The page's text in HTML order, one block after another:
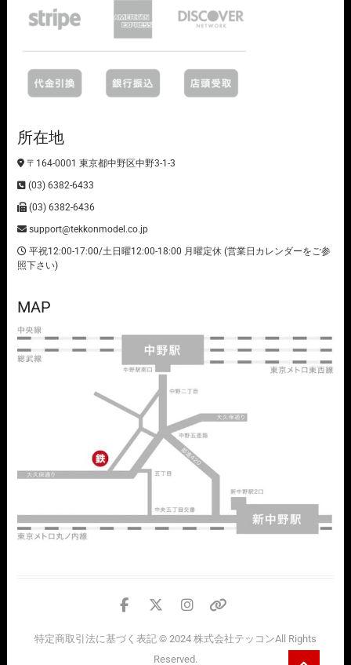
所在地
〒164-0001 東京都中野区中野3-1-3
(03) 6382-6433
(03) 6382-6436
support@tekkonmodel.co.jp
平祝12:00-17:00/土日曜12:00-18:00 月曜定休 (営業日カレンダーをご参
照下さい)
MAP
facebook
twitter
instagram
情
特定商取引法に基づく表記© 2024 株式会社テッコンAll Rights
Reserved.